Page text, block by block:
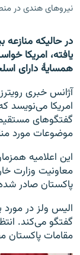
Azadi English
به ما بپیوندید
همۀ سایت‌های
نیروهای هندی در
در حالیکه
یافته، امریکا
همسایۀ دارای
آژانس خبری
امریکا می‌نویسد
گفتگوهای
موضوعات مورد
این اعلامیه
معاونیت وزارت
پاکستان صادر
الیس ولز در
گفتگو می‌کند.
مقامات پاکستان